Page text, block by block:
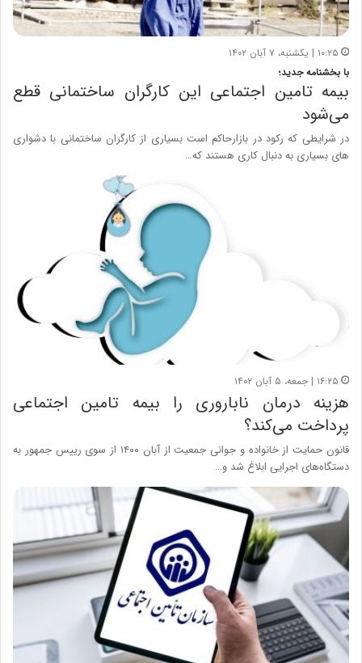
۱۰:۲۵ | یکشنبه، ۷ آبان ۱۴۰۲
با بخشنامه جدید؛
بیمه تامین اجتماعی این کارگران ساختمانی قطع
می‌شود
در شرایطی که رکود در بازارحاکم است بسیاری از کارگران ساختمانی با دشواری
های بسیاری به دنبال کاری هستند که…
۱۶:۲۵ | جمعه، ۵ آبان ۱۴۰۲
هزینه درمان ناباروری را بیمه تامین اجتماعی
پرداخت می‌کند؟
قانون حمایت از خانواده و جوانی جمعیت از آبان ۱۴۰۰ از سوی رییس جمهور به
دستگاه‌های اجرایی ابلاغ شد و…